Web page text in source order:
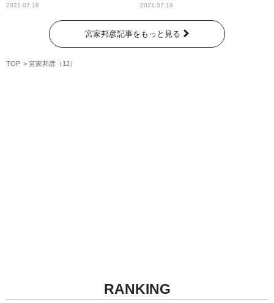
2021.07.18 2021.07.18
宮家邦彦記事をもっと見る
TOP 宮家邦彦（12）
RANKING